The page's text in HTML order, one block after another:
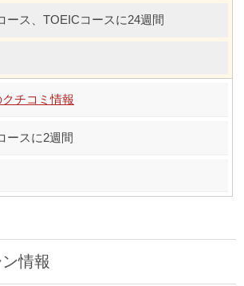
ース、TOEICコースに24週間
チコミ情報
ースに2週間
情報